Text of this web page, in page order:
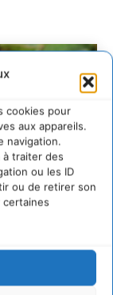
cookies pour
aux appareils.
navigation.
traiter des
ou les ID
ou de retirer son